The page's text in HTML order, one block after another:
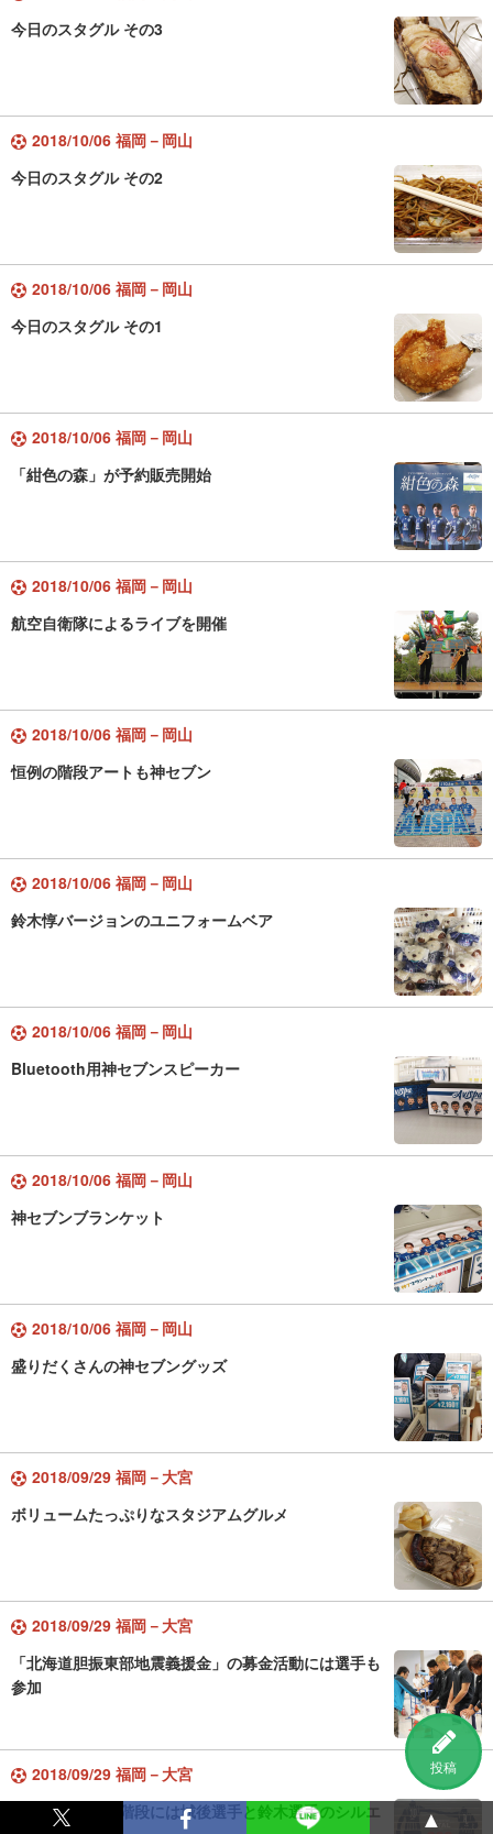
投稿
今日のスタグル その3
2018/10/06 福岡－岡山
今日のスタグル その2
2018/10/06 福岡－岡山
今日のスタグル その1
2018/10/06 福岡－岡山
「紺色の森」が予約販売開始
2018/10/06 福岡－岡山
航空自衛隊によるライブを開催
2018/10/06 福岡－岡山
恒例の階段アートも神セブン
2018/10/06 福岡－岡山
鈴木惇バージョンのユニフォームベア
2018/10/06 福岡－岡山
Bluetooth用神セブンスピーカー
2018/10/06 福岡－岡山
神セブンブランケット
2018/10/06 福岡－岡山
盛りだくさんの神セブングッズ
2018/09/29 福岡－大宮
ボリュームたっぷりなスタジアムグルメ
2018/09/29 福岡－大宮
「北海道胆振東部地震義援金」の募金活動には選手も
参加
2018/09/29 福岡－大宮
スタンドへ続く階段には城後選手と鈴木選手のシルエ
▲